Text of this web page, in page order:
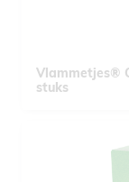
Vlammetjes®
stuks